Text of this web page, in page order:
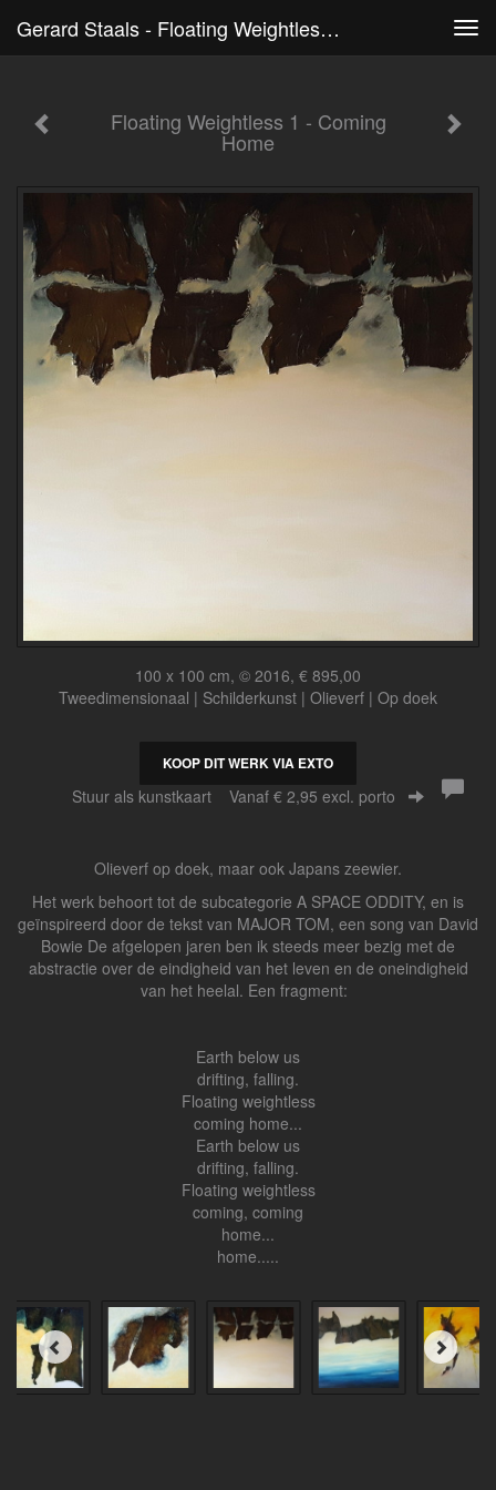
Gerard Staals - Floating Weightless 1 - Coming Home
Floating Weightless 1 - Coming
Home
100 x 100 cm, © 2016, € 895,00
Tweedimensionaal | Schilderkunst | Olieverf | Op doek
KOOP DIT WERK VIA EXTO
Stuur als kunstkaart Vanaf € 2,95 excl. porto
Olieverf op doek, maar ook Japans zeewier.
Het werk behoort tot de subcategorie A SPACE ODDITY, en is
geïnspireerd door de tekst van MAJOR TOM, een song van David
Bowie De afgelopen jaren ben ik steeds meer bezig met de
abstractie over de eindigheid van het leven en de oneindigheid
van het heelal. Een fragment:
Earth below us
drifting, falling.
Floating weightless
coming home...
Earth below us
drifting, falling.
Floating weightless
coming, coming
home...
home.....